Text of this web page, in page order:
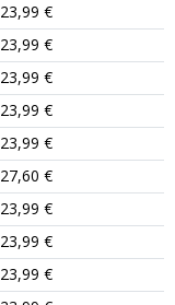
23,99 €
23,99 €
23,99 €
23,99 €
23,99 €
27,60 €
23,99 €
23,99 €
23,99 €